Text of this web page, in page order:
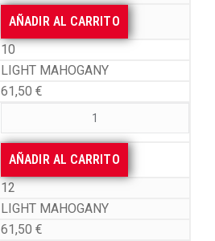
AÑADIR AL CARRITO
10
LIGHT MAHOGANY
61,50 €
AÑADIR AL CARRITO
12
LIGHT MAHOGANY
61,50 €